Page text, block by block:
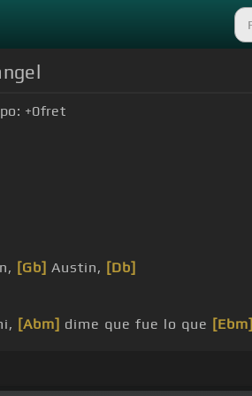
+0fret
[Gb] Austin, [Db]
[Abm] dime que fue lo que [Ebm]